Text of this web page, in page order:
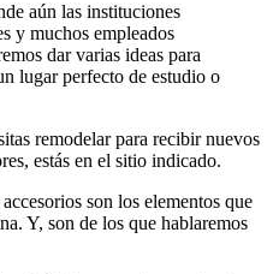
aún las instituciones
y muchos empleados
dar varias ideas para
lugar perfecto de estudio o
remodelar para recibir nuevos
estás en el sitio indicado.
son los elementos que
Y, son de los que hablaremos